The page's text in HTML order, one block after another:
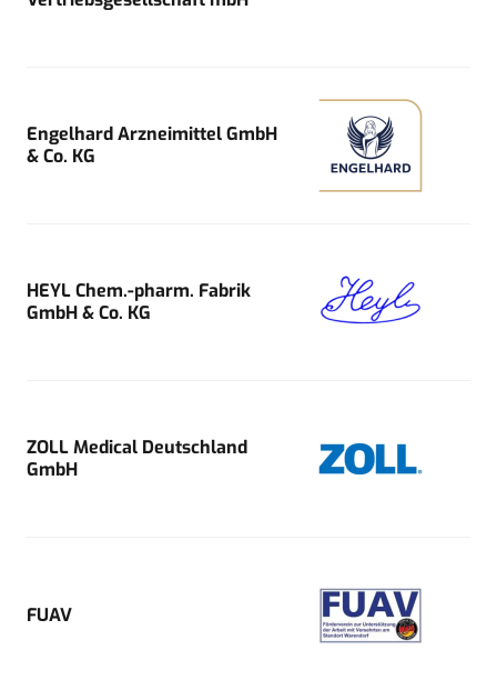
Engelhard Arzneimittel GmbH
& Co. KG
HEYL Chem.-pharm. Fabrik
GmbH & Co. KG
ZOLL Medical Deutschland
GmbH
FUAV